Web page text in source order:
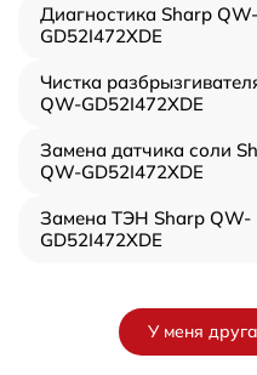
Диагностика Sharp QW-
GD52I472XDE
Чистка
QW-GD52I472XDE
Замена датчика соли
QW-GD52I472XDE
Замена ТЭН Sharp QW-
GD52I472XDE
У меня